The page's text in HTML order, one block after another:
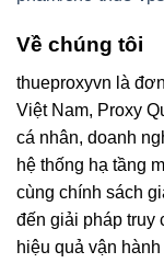
Về chúng tôi
thueproxyvn là
Việt Nam, Proxy
cá nhân, doanh
hệ thống hạ tầng
cùng chính sách
đến giải pháp truy
hiệu quả vận